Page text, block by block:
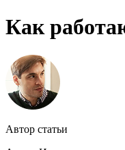
Как
Автор статьи